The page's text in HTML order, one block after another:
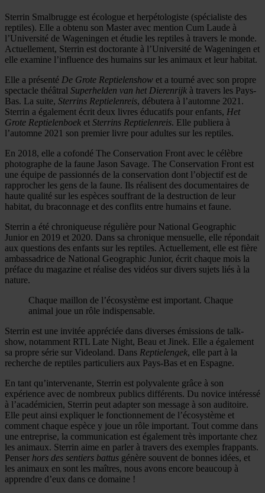
Sterrin Smalbrugge est écologue et herpétologiste (spécialiste des
reptiles). Elle a obtenu son Master avec mention Cum Laude à
l’Université de Wageningen et étudie les reptiles à travers le monde.
Actuellement, Sterrin est doctorante à l’Université de Wageningen et
elle examine l’influence des humains sur les animaux et leur habitat.
Elle a présenté De Grote Reptielenshow et a tourné avec son propre
spectacle théâtral Superhelden van het Dierenrijk à travers les Pays-
Bas. La suite, Sterrins Reptielenreis, débutera à l’automne 2021.
Sterrin a également écrit deux livres éducatifs pour enfants, Het
Grote Reptielenboek et Sterrins Reptielenreis. Elle publiera à
l’automne 2021 son premier livre pour adultes sur les reptiles.
En 2018, elle a cofondé The Conservation Front avec le célèbre
photographe de la faune Jason Savage. The Conservation Front est
une équipe de passionnés de la conservation dont l’objectif est de
rapprocher les gens de la faune. Ils réalisent des documentaires de
haute qualité sur les espèces souffrant de la destruction de leur
habitat, du braconnage et des conflits entre humains et faune.
Sterrin a été chroniqueuse régulière pour National Geographic
Junior en 2019 et 2020. Dans sa chronique mensuelle, elle répondait
aux questions des enfants sur les reptiles. Actuellement, elle est fière
ambassadrice de National Geographic Junior, écrit chaque mois la
préface du magazine et réalise des vidéos sur divers sujets liés à la
nature.
Chaque maillon de l’écosystème est important. Chaque
animal joue un rôle indispensable.
Sterrin est une invitée appréciée dans diverses émissions de talk-
show, notamment RTL Late Night, Beau et Jinek. Elle a également
sa propre série sur Videoland. Dans Reptielengek, elle part à la
recherche de reptiles particuliers aux Pays-Bas et en Espagne.
En tant qu’intervenante, Sterrin est polyvalente grâce à son
expérience avec de nombreux publics différents. Du novice intéressé
à l’académicien, Sterrin peut adapter son message à son auditoire.
Elle peut ainsi expliquer le fonctionnement de l’écosystème et
comment chaque espèce y joue un rôle important. Tout comme dans
une entreprise, la communication est également très importante chez
les animaux. Sterrin aime en parler à travers des exemples frappants.
Penser hors des sentiers battus génère souvent de bonnes idées, et
les animaux en sont les maîtres, nous avons encore beaucoup à
apprendre d’eux dans ce domaine !